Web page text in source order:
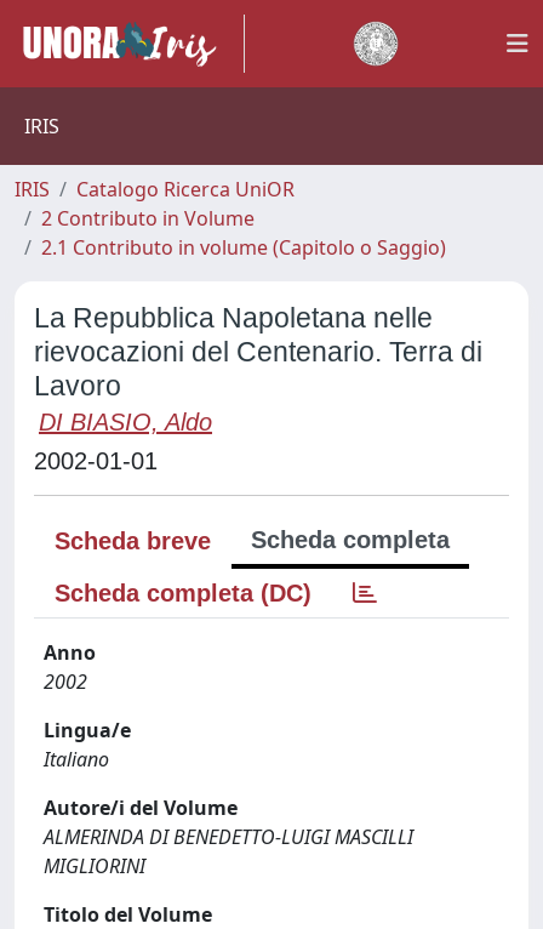
IRIS
IRIS
Catalogo Ricerca UniOR
2 Contributo in Volume
2.1 Contributo in volume (Capitolo o Saggio)
La Repubblica Napoletana nelle
rievocazioni del Centenario. Terra di
Lavoro
DI BIASIO, Aldo
2002-01-01
Scheda breve
Scheda completa
Scheda completa (DC)
Anno
2002
Lingua/e
Italiano
Autore/i del Volume
ALMERINDA DI BENEDETTO-LUIGI MASCILLI
MIGLIORINI
Titolo del Volume